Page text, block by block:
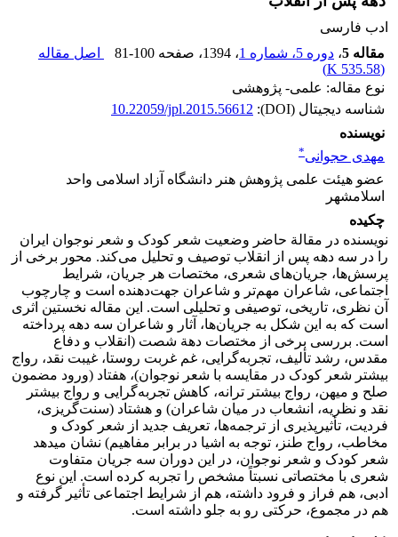
ادب فارسی
مقاله 5
، دوره 5، شماره 1 ، 1394 ، صفحه 81-100
اصل مقاله
(
535.58 K
)
نوع مقاله: علمی- پژوهشی
شناسه دیجیتال (DOI):
10.22059/jpl.2015.56612
نویسنده
مهدی حجوانی*
عضو هیئت علمی پژوهش هنر دانشگاه آزاد اسلامی واحد
اسلامشهر
چکیده
نویسنده در مقالة حاضر وضعیت شعر کودک و شعر نوجوان ایران
را در سه دهه پس از انقلاب توصیف و تحلیل میکند. محور برخی از
پرسشها، جریانهای شعری، مختصات هر جریان، شرایط
اجتماعی، شاعران مهمتر و شاعران جهتدهنده است و چارچوب
آن نظری، تاریخی، توصیفی و تحلیلی است. این مقاله نخستین اثری
است که به این شکل به جریانها، آثار و شاعران سه دهه پرداخته
است. بررسی برخی از مختصات دهة شصت (انقلاب و دفاع
مقدس، رشد تألیف، تجربهگرایی، غم غربت روستا، غیبت نقد، رواج
بیشتر شعر کودک در مقایسه با شعر نوجوان)، هفتاد (ورود مضمون
صلح و میهن، رواج بیشتر ترانه، کاهش تجربهگرایی و رواج بیشتر
نقد و نظریه، انشعاب در میان شاعران) و هشتاد (سنتگریزی،
فردیت، تأثیرپذیری از ترجمهها، تعریف جدید از شعر کودک و
مخاطب، رواج طنز، توجه به اشیا در برابر مفاهیم) نشان می­دهد
شعر کودک و شعر نوجوان، در این دوران سه جریان متفاوت
شعری با مختصاتی نسبتاً مشخص را تجربه کرده است. این نوع
ادبی، هم فراز و فرود داشته، هم از شرایط اجتماعی تأثیر گرفته و
هم در مجموع، حرکتی رو به جلو داشته است.